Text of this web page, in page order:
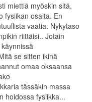
miettiä myöskin sitä,
fysiikan osalta. En
vaatia. Nykytaso
riittäisi.. Jotain
se sitten ikinä
omaa oksaansa
tässäkin massa
hoidossa fysiikka...